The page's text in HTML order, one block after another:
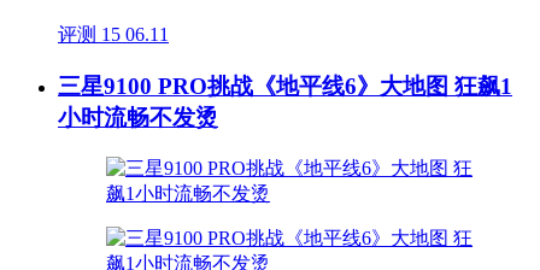
评测 15 06.11
三星9100 PRO挑战《地平线6》大地图 狂飙1
小时流畅不发烫